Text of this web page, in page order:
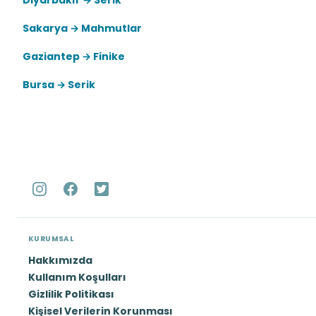
Sakarya → Mahmutlar
Gaziantep → Finike
Bursa → Serik
KURUMSAL
Hakkımızda
Kullanım Koşulları
Gizlilik Politikası
Kişisel Verilerin Korunması